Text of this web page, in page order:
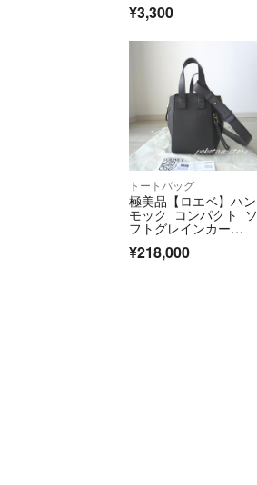
¥3,300
トートバッグ
極美品【ロエベ】ハン
モック コンパクト ソ
フトグレインカー
フ トートバッグ
¥218,000